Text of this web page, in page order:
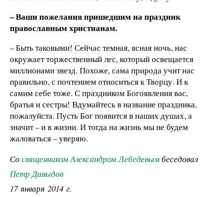
– Ваши пожелания пришедшим на праздник
православным христианам.
– Быть таковыми! Сейчас темная, ясная ночь, нас
окружает торжественный лес, который освещается
миллионами звезд. Похоже, сама природа учит нас
правильно, с почтением относиться к Творцу. И к
самим себе тоже. С праздником Богоявления вас,
братья и сестры! Вдумайтесь в название праздника,
пожалуйста. Пусть Бог появится в наших душах, а
значит – и в жизни. И тогда на жизнь мы не будем
жаловаться – уверяю.
Со священником Александром Лебедевымбеседовал
Петр Давыдов
17 января 2014 г.